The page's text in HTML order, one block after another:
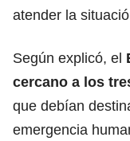
atender la
Según explicó, el
cercano a los
que debían
emergencia